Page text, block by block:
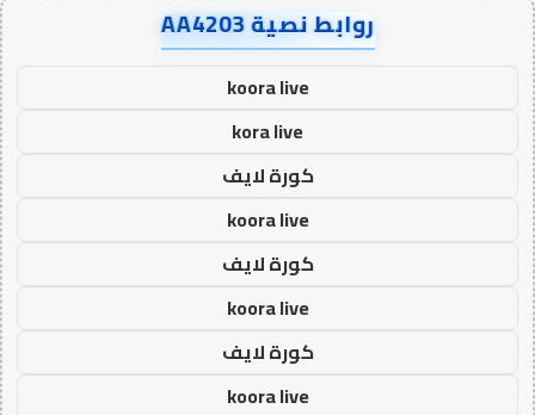
روابط نصية AA4203
koora live
kora live
كورة لايف
koora live
كورة لايف
koora live
كورة لايف
koora live